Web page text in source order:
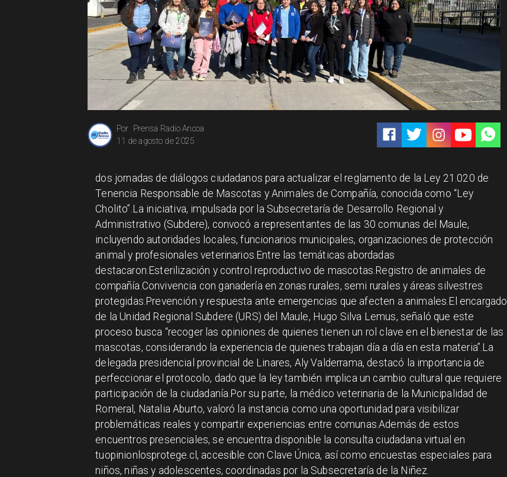
Prensa Radio Ancoa
Por
11 de agosto de 2025
​dos jornadas de diálogos ciudadanos para actualizar el reglamento de la Ley 21.020 de
Tenencia Responsable de Mascotas y Animales de Compañía, conocida como “Ley
Cholito”.La iniciativa, impulsada por la Subsecretaría de Desarrollo Regional y
Administrativo (Subdere), convocó a representantes de las 30 comunas del Maule,
incluyendo autoridades locales, funcionarios municipales, organizaciones de protección
animal y profesionales veterinarios.Entre las temáticas abordadas
destacaron:Esterilización y control reproductivo de mascotas.Registro de animales de
compañía.Convivencia con ganadería en zonas rurales, semi rurales y áreas silvestres
protegidas.Prevención y respuesta ante emergencias que afecten a animales.El encargado
de la Unidad Regional Subdere (URS) del Maule, Hugo Silva Lemus, señaló que este
proceso busca “recoger las opiniones de quienes tienen un rol clave en el bienestar de las
mascotas, considerando la experiencia de quienes trabajan día a día en esta materia”.La
delegada presidencial provincial de Linares, Aly Valderrama, destacó la importancia de
perfeccionar el protocolo, dado que la ley también implica un cambio cultural que requiere
participación de la ciudadanía.Por su parte, la médico veterinaria de la Municipalidad de
Romeral, Natalia Aburto, valoró la instancia como una oportunidad para visibilizar
problemáticas reales y compartir experiencias entre comunas.Además de estos
encuentros presenciales, se encuentra disponible la consulta ciudadana virtual en
tuopinionlosprotege.cl, accesible con Clave Única, así como encuestas especiales para
niños, niñas y adolescentes, coordinadas por la Subsecretaría de la Niñez.